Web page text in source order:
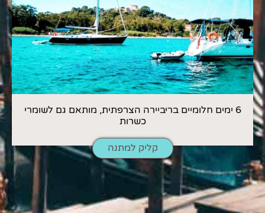
6 ימים חלומיים בריביירה הצרפתית, מותאם גם לשומרי
כשרות
קליק למתנה